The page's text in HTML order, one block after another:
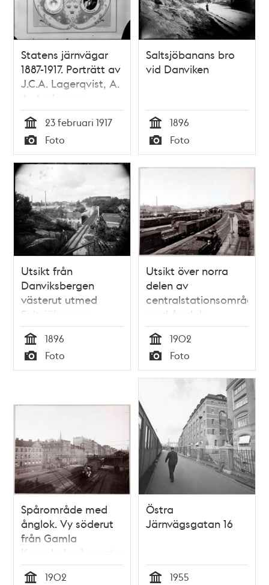
Statens järnvägar
1887-1917. Porträtt av
J.C.A. Lagerqvist, A.
A. Andersson,
Enoch Cederpalm,
J. B. Malmsten, E.H.
Karlsson och J.
Wiklund
Tid
23 februari 1917
Typ
Foto
Saltsjöbanans bro
vid Danviken
Tid
1896
Typ
Foto
Utsikt från
Danviksbergen
västerut utmed
Saltsjöbanan:
Liljeholmens
stearinfabrik,
Danvikstull och
Fåfängan
Tid
1896
Typ
Foto
Utsikt över norra
delen av
centralstationsområdet
med ånglok
Tid
1902
Typ
Foto
Spårområde med
ånglok. Vy söderut
från Gamla
Kungsholmsbrogatan
1902
Östra
Järnvägsgatan 16
1955